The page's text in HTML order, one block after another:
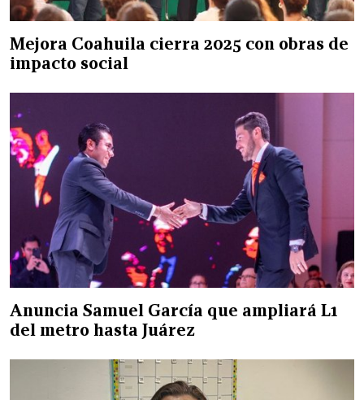
Mejora Coahuila cierra 2025 con obras de
impacto social
Anuncia Samuel García que ampliará L1
del metro hasta Juárez